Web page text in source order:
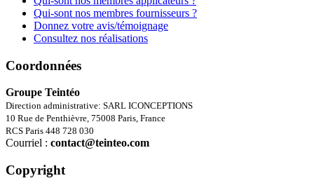
Qui-sont nos membres fournisseurs ?
Donnez votre avis/témoignage
Consultez nos réalisations
Coordonnées
Groupe Teintéo
Direction administrative: SARL ICONCEPTIONS
10 Rue de Penthièvre, 75008 Paris, France
RCS Paris 448 728 030
Courriel : contact@teinteo.com
Copyright